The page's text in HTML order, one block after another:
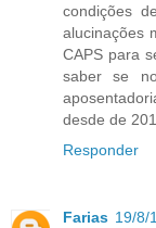
condições
alucinações
CAPS para
saber se
desde de
Responder
Farias 19/8/